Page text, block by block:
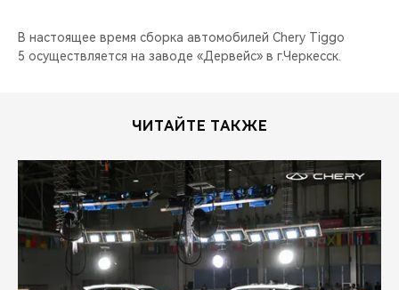
В настоящее время сборка автомобилей Chery Tiggo
5 осуществляется на заводе «Дервейс» в г.Черкесск.
ЧИТАЙТЕ ТАКЖЕ